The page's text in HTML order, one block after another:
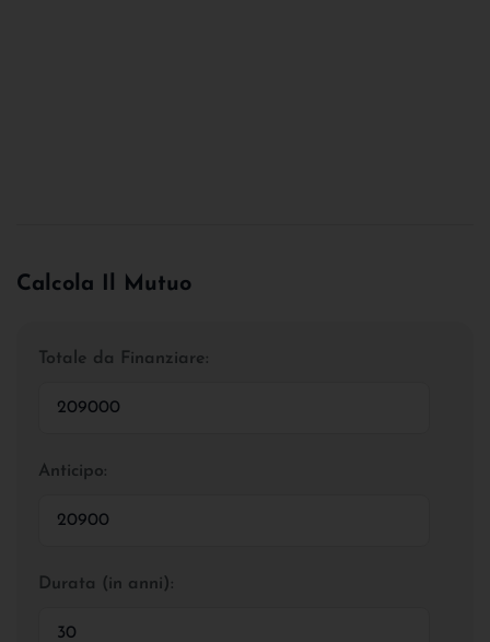
Calcola Il Mutuo
Totale da Finanziare:
Anticipo:
Durata (in anni):